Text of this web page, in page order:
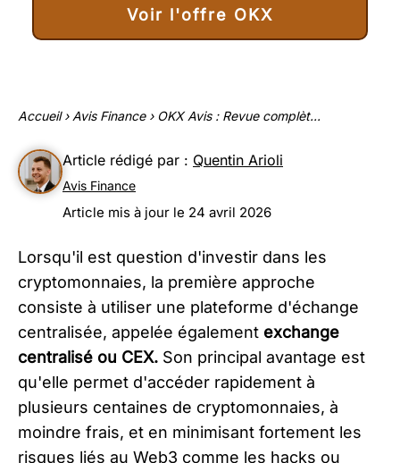
Voir l'offre OKX
Accueil› Avis Finance› OKX Avis : Revue complèt...
Article rédigé par : Quentin Arioli
Avis Finance
Article mis à jour le 24 avril 2026
Lorsqu'il est question d'investir dans les
cryptomonnaies, la première approche
consiste à utiliser une plateforme d'échange
centralisée, appelée également exchange
centralisé ou CEX. Son principal avantage est
qu'elle permet d'accéder rapidement à
plusieurs centaines de cryptomonnaies, à
moindre frais, et en minimisant fortement les
risques liés au Web3 comme les hacks ou